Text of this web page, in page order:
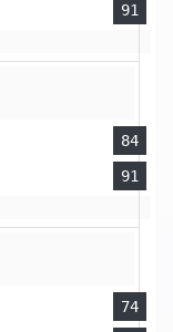
91
84
91
74